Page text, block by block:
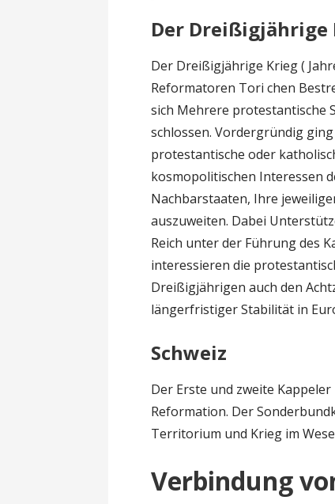
Der Dreißigjährige
Der Dreißigjährige Krieg (
Reformatoren Tori chen
sich Mehrere protestantische
schlossen. Vordergründig
protestantische oder
kosmopolitischen Interessen
Nachbarstaaten, Ihre
auszuweiten. Dabei
Reich unter der Führung des
interessieren die
Dreißigjährigen auch den
längerfristiger Stabilität in
Schweiz
Der Erste und zweite
Reformation. Der
Territorium und Krieg im
Verbindung